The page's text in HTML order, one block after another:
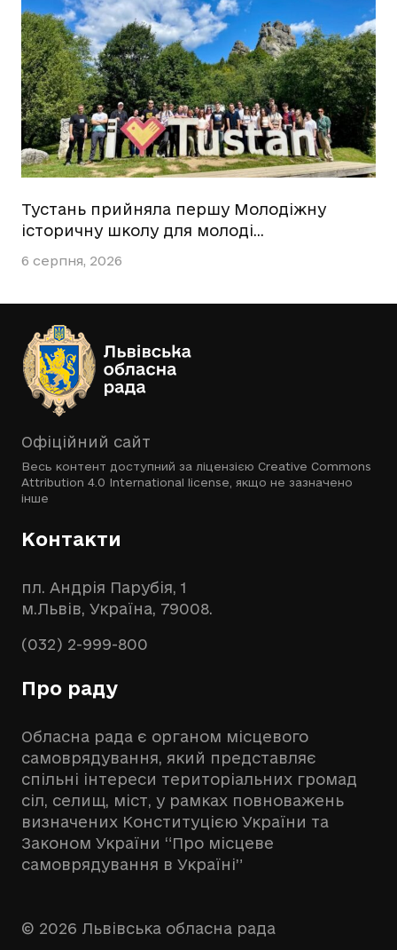
Тустань прийняла першу Молодіжну
історичну школу для молоді…
6 серпня, 2026
Офіційний сайт
Весь контент доступний за ліцензією Creative Commons
Attribution 4.0 International license , якщо не зазначено
інше
Контакти
пл. Андрія Парубія, 1
м.Львів, Україна, 79008.
(032) 2-999-800
Про раду
Обласна рада є органом місцевого
самоврядування, який представляє
спільні інтереси територіальних громад
сіл, селищ, міст, у рамках повноважень
визначених Конституцією України та
Законом України “Про місцеве
самоврядування в Україні”
© 2026 Львівська обласна рада